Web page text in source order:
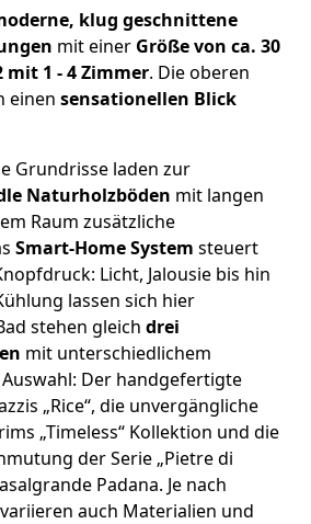
klug geschnittene
mit einer Größe von ca. 30
mit 1 - 4 Zimmer. Die oberen
einen sensationellen Blick
Grundrisse laden zur
Naturholzböden mit langen
Raum zusätzliche
Smart-Home System steuert
Licht, Jalousie bis hin
lassen sich hier
stehen gleich drei
mit unterschiedlichem
Der handgefertigte
„Rice“, die unvergängliche
„Timeless“ Kollektion und die
der Serie „Pietre di
Padana. Je nach
auch Materialien und